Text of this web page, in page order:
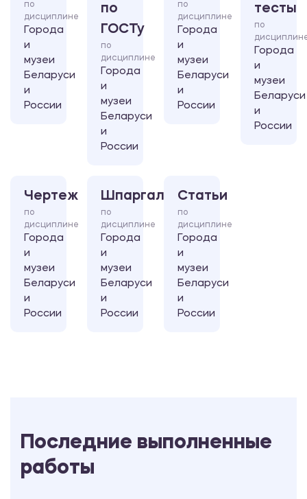
по
дисциплине
Города
и
музеи
Беларуси
и
России
по
ГОСТу
по
дисциплине
Города
и
музеи
Беларуси
и
России
по
дисциплине
Города
и
музеи
Беларуси
и
России
тесты
по
Города
и
музеи
Беларуси
и
России
Чертеж
по
дисциплине
Города
и
музеи
Беларуси
и
России
Шпаргалка
по
дисциплине
Города
и
музеи
Беларуси
и
России
Статьи
по
дисциплине
Города
и
музеи
Беларуси
и
России
Последние выполненные
работы